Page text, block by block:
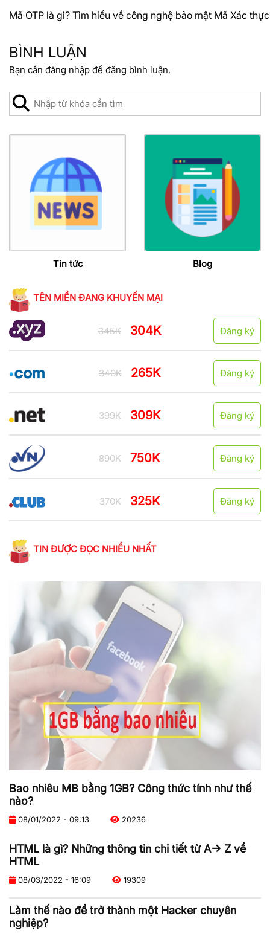
Mã OTP là gì? Tìm hiểu về công nghệ bảo mật Mã Xác
BÌNH LUẬN
Bạn cần đăng nhập để đăng bình luận.
Tin tức Blog
TÊN MIỀN ĐANG KHUYẾN MẠI
345K 304K Đăng ký
340K 265K Đăng ký
399K 309K Đăng ký
890K 750K Đăng ký
370K 325K Đăng ký
TIN ĐƯỢC ĐỌC NHIỀU NHẤT
Bao nhiêu MB bằng 1GB? Công thức tính như thế
nào?
08/01/2022 - 09:13 20236
HTML là gì? Những thông tin chi tiết từ A-> Z về
HTML
08/03/2022 - 16:09 19309
Làm thế nào để trở thành một Hacker chuyên
nghiệp?